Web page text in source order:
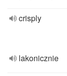
crisply
lakonicznie